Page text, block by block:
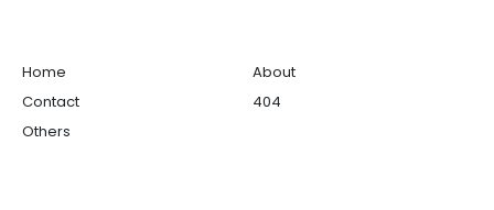
Home
About
Contact
404
Others